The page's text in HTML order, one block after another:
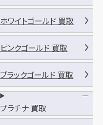
ホワイトゴールド 買取
ピンクゴールド 買取
ブラックゴールド 買取
プラチナ 買取